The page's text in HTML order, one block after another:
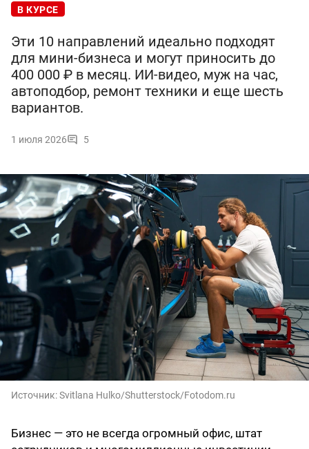
В КУРСЕ
Эти 10 направлений идеально подходят
для мини-бизнеса и могут приносить до
400 000 ₽ в месяц. ИИ-видео, муж на час,
автоподбор, ремонт техники и еще шесть
вариантов.
1 июля 2026 5
Источник:Svitlana Hulko/Shutterstock/Fotodom.ru
Бизнес — это не всегда огромный офис, штат